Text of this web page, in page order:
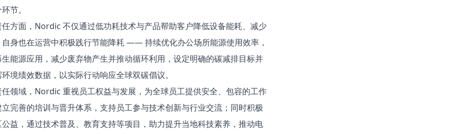
节。​
方面，Nordic 不仅通过低功耗技术与产品帮助客户降低设备能耗、减少
身也在运营中积极践行节能降耗 —— 持续优化办公场所能源使用效率，
能源应用，减少废弃物产生并推动循环利用，设定明确的碳减排目标并
境绩效数据，以实际行动响应全球双碳倡议。​
领域，Nordic 重视员工权益与发展，为全球员工提供安全、包容的工作
完善的培训与晋升体系，支持员工参与技术创新与行业交流；同时积极
益，通过技术普及、教育支持等项目，助力提升当地科技素养，推动电